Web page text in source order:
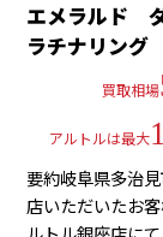
エメラルド
ラチナリング
買取相場
アルトルは最大
要約岐阜県多治
店いただいたお